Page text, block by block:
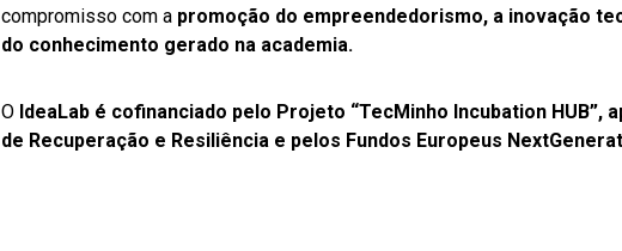
compromisso com a promoção do empreendedorismo, a inovação
do conhecimento gerado na academia.
O IdeaLab é cofinanciado pelo Projeto “TecMinho Incubation HUB”,
de Recuperação e Resiliência e pelos Fundos Europeus